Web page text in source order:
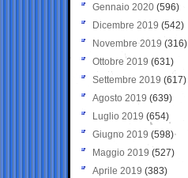
Gennaio 2020 (596)
Dicembre 2019 (542)
Novembre 2019 (316)
Ottobre 2019 (631)
Settembre 2019 (617)
Agosto 2019 (639)
Luglio 2019 (654)
Giugno 2019 (598)
Maggio 2019 (527)
Aprile 2019 (383)